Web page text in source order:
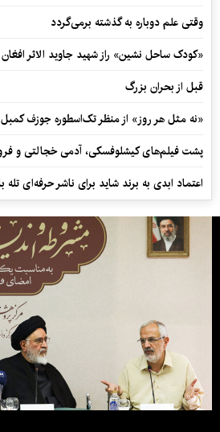
وقتی علم دوباره به گذشته برمی‌گردد
«کودک ساحل نشین» راز شهید جاوید الاثر افغان
قبل از بحران بزرگ
«نه مثل هر روز» از منظر تک‌اسطوره جوزف
پشت فیلم‌های کیشلوفسکی، آدمی خجالتی و
اعتماد ابدی به برند شاید برای ناشر حرفه‌ای تله